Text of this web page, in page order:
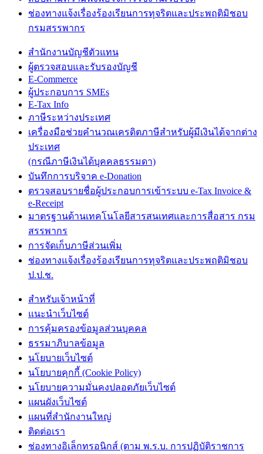
ช่องทางแจ้งเรื่องร้องเรียนการทุจริตและประพฤติมิชอบ
กรมสรรพากร
สำนักงานบัญชีตัวแทน
ผู้ตรวจสอบและรับรองบัญชี
E-Commerce
ผู้ประกอบการ SMEs
E-Tax Info
ภาษีระหว่างประเทศ
เครื่องมือช่วยคำนวณเครดิตภาษีสำหรับผู้มีเงินได้จากต่าง
ประเทศ
(กรณีภาษีเงินได้บุคคลธรรมดา)
บันทึกการบริจาค e-Donation
ตรวจสอบรายชื่อผู้ประกอบการเข้าระบบ e-Tax Invoice &
e-Receipt
มาตรฐานด้านเทคโนโลยีสารสนเทศและการสื่อสาร กรม
สรรพากร
การจัดเก็บภาษีส่วนเพิ่ม
ช่องทางแจ้งเรื่องร้องเรียนการทุจริตและประพฤติมิชอบ
ป.ป.ช.
สำหรับเจ้าหน้าที่
แนะนำเว็บไซต์
การคุ้มครองข้อมูลส่วนบุคคล
ธรรมาภิบาลข้อมูล
นโยบายเว็บไซต์
นโยบายคุกกี้ (Cookie Policy)
นโยบายความมั่นคงปลอดภัยเว็บไซต์
แผนผังเว็บไซต์
แผนที่สำนักงานใหญ่
ติดต่อเรา
ช่องทางอิเล็กทรอนิกส์ (ตาม พ.ร.บ. การปฏิบัติราชการ